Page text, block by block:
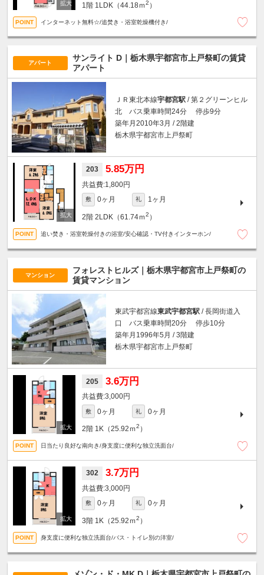
1階 1LDK（44.18ｍ2 ）
インターネット無料☆/追焚き・浴室乾燥機付き/
アパート
サンライト D｜栃木県宇都宮市上戸祭町の賃貸
アパート
ＪＲ東北本線宇都宮駅 / 第２グリーンヒル
北 バス乗車時間24分 停歩9分
築年月2010年3月 / 2階建
栃木県宇都宮市上戸祭町
203 5.85万円
1,800円
敷 0ヶ月 礼 1ヶ月
2階 2LDK（61.74ｍ2 ）
追い焚き・浴室乾燥付きの浴室/安心確認・TV付きインターホン/
マンション
フォレストヒルズ｜栃木県宇都宮市上戸祭町の
賃貸マンション
東武宇都宮線東武宇都宮駅 / 長岡街道入
口 バス乗車時間20分 停歩10分
築年月1996年5月 / 3階建
栃木県宇都宮市上戸祭町
205 3.6万円
3,000円
敷 0ヶ月 礼 0ヶ月
2階 1K（25.92ｍ2 ）
日当たり良好な南向き/身支度に便利な独立洗面台/
302 3.7万円
3,000円
敷 0ヶ月 礼 0ヶ月
3階 1K（25.92ｍ2 ）
身支度に便利な独立洗面台/バス・トイレ別の洋室/